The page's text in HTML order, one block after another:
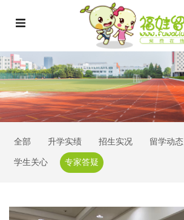
全部 升学实绩 招生实况 留学动态
学生关心 专家答疑